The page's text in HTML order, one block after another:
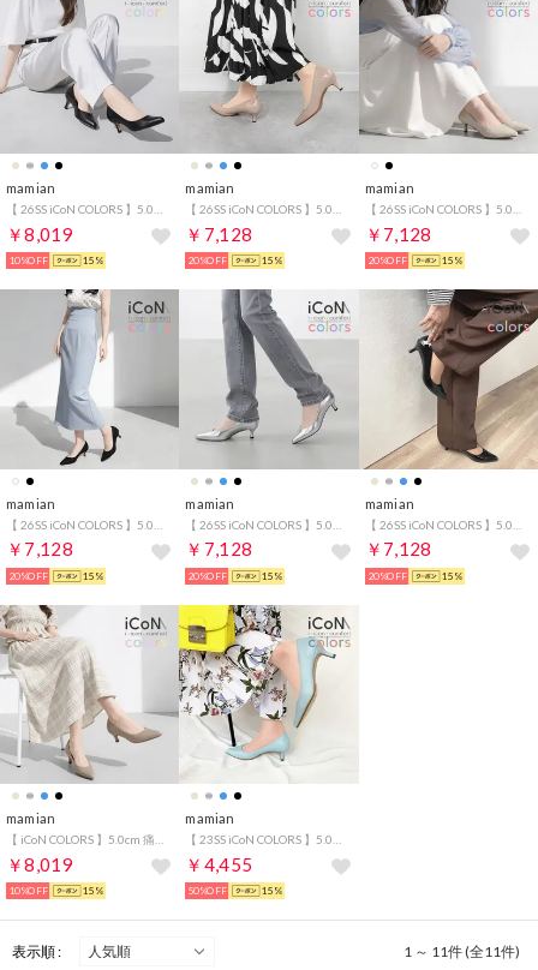
mamian
￥8,019
10%OFF 15%
mamian
￥7,128
20%OFF 15%
mamian
￥7,128
20%OFF 15%
mamian
￥7,128
20%OFF 15%
mamian
￥7,128
20%OFF 15%
mamian
￥7,128
20%OFF 15%
mamian
￥8,019
10%OFF 15%
mamian
￥4,455
50%OFF 15%
表示順 : 1 ～ 11件 (全11件)